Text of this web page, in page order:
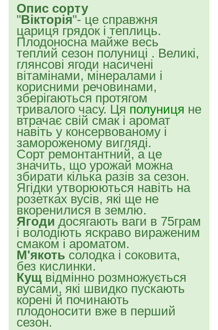
Опис сорту
"Вікторія"- це справжня
цариця грядок і теплиць.
Плодоносна майже весь
теплий сезон полуниці . Великі,
глянсові ягоди насичені
вітамінами, мінералами і
корисними речовинами,
зберігаються протягом
тривалого часу. Ця полуниця не
втрачає свій смак і аромат
навіть у консервованому і
замороженому вигляді.
Сорт ремонтантний, а це
значить, що урожай можна
збирати кілька разів за сезон.
Ягідки утворюються навіть на
розетках вусів, які ще не
вкоренилися в землю.
Ягоди досягають ваги в 75грам
і володіють яскраво вираженим
смаком і ароматом.
М'якоть солодка і соковита,
без кислинки.
Кущ відмінно розмножується
вусами, які швидко пускають
корені й починають
плодоносити вже в перший
сезон.